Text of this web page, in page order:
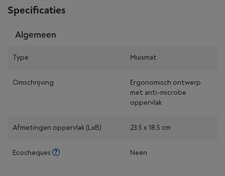
Specificaties
Algemeen
Type Muismat
Omschrijving
Ergonomisch ontwerp
met anti-microbe
oppervlak
Afmetingen oppervlak (LxB) 23.5 x 18.5 cm
Ecocheques Neen